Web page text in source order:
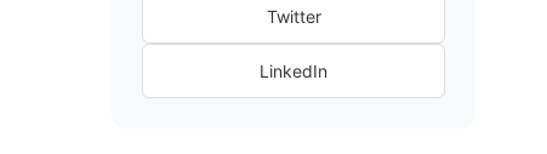
Twitter
LinkedIn